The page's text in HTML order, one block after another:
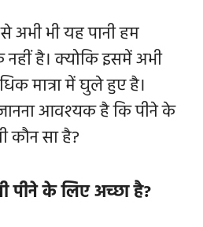
अभी भी यह पानी हम
है। क्योकि इसमें अभी
मात्रा में घुले हुए है।
आवश्यक है कि पीने के
कौन सा है?
पीने के लिए अच्छा है?